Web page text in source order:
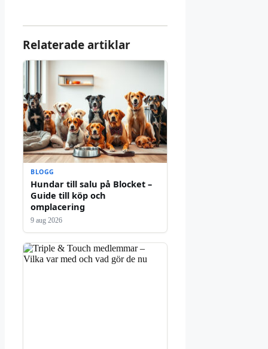
Relaterade artiklar
BLOGG
Hundar till salu på Blocket –
Guide till köp och
omplacering
9 aug 2026